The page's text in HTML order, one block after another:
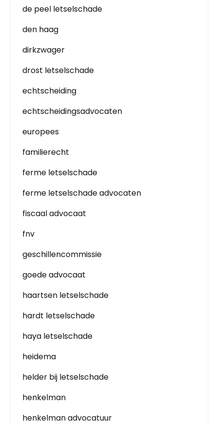
de peel letselschade
den haag
dirkzwager
drost letselschade
echtscheiding
echtscheidingsadvocaten
europees
familierecht
ferme letselschade
ferme letselschade advocaten
fiscaal advocaat
fnv
geschillencommissie
goede advocaat
haartsen letselschade
hardt letselschade
haya letselschade
heidema
helder bij letselschade
henkelman
henkelman advocatuur